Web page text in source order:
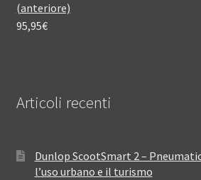
(anteriore)
95,95€
Articoli recenti
Dunlop ScootSmart 2 –
l’uso urbano e il turismo